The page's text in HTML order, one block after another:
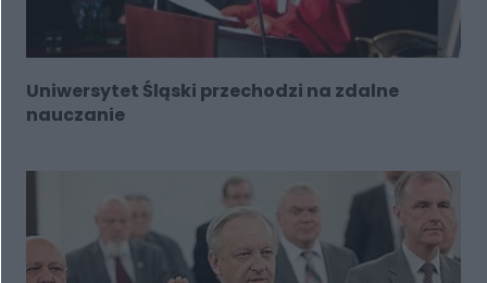
Uniwersytet Śląski przechodzi na zdalne
nauczanie